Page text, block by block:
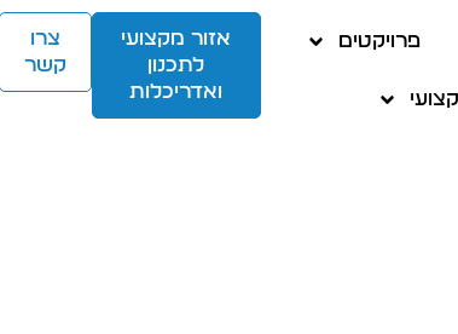
פרויקטים
אזור מקצועי
לתכנון
ואדריכלות
צרו
קשר